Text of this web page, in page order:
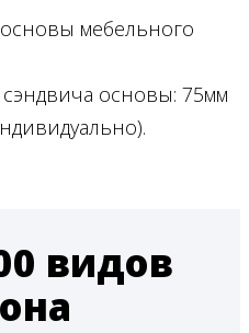
мебельного
основы: 75мм
видов